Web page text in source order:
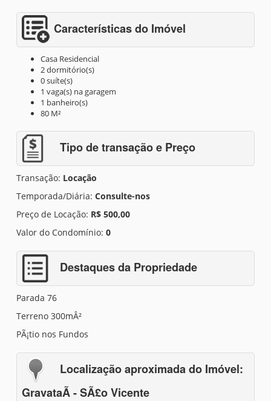
Características do Imóvel
Casa Residencial
2 dormitório(s)
0 suíte(s)
1 vaga(s) na garagem
1 banheiro(s)
80 M²
Tipo de transação e Preço
Transação: Locação
Temporada/Diária: Consulte-nos
Preço de Locação: R$ 500,00
Valor do Condomínio: 0
Destaques da Propriedade
Parada 76
Terreno 300mÂ²
PÃ¡tio nos Fundos
Localização aproximada do Imóvel:
GravataÃ­ - SÃ£o Vicente